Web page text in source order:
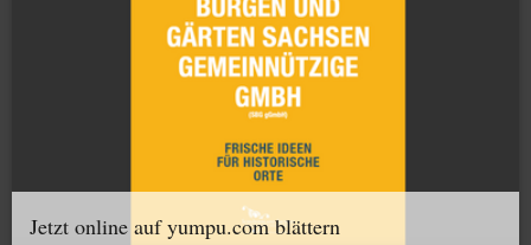
Jetzt online auf yumpu.com blättern